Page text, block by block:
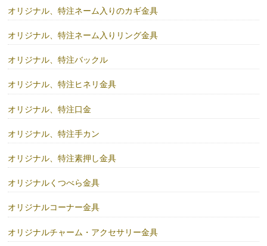
オリジナル、特注ネーム入りのカギ金具
オリジナル、特注ネーム入りリング金具
オリジナル、特注バックル
オリジナル、特注ヒネリ金具
オリジナル、特注口金
オリジナル、特注手カン
オリジナル、特注素押し金具
オリジナルくつべら金具
オリジナルコーナー金具
オリジナルチャーム・アクセサリー金具